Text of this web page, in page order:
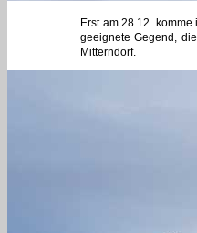
Erst am 28.12.
geeignete Gegend,
Mitterndorf.